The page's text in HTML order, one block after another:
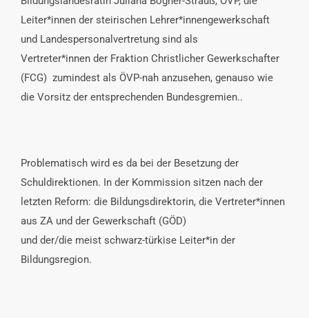
Leiter*innen der steirischen Lehrer*innengewerkschaft
und Landespersonalvertretung sind als
Vertreter*innen der Fraktion Christlicher Gewerkschafter
(FCG) zumindest als ÖVP-nah anzusehen, genauso wie
die Vorsitz der entsprechenden Bundesgremien..
Problematisch wird es da bei der Besetzung der
Schuldirektionen. In der Kommission sitzen nach der
letzten Reform: die Bildungsdirektorin, die Vertreter*innen
aus ZA und der Gewerkschaft (GÖD)
und der/die meist schwarz-türkise Leiter*in der
Bildungsregion.